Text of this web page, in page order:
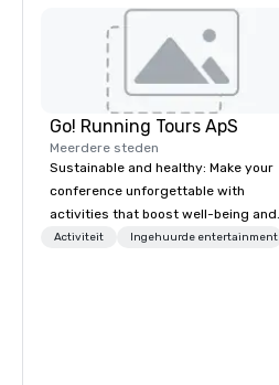
Go! Running Tours ApS
Meerdere steden
Sustainable and healthy: Make your
conference unforgettable with
activities that boost well-being and
lower carbon footprints. Explore the
Activiteit Ingehuurde entertainment